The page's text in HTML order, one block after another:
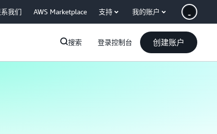
我们 AWS Marketplace 支持 我的账户
搜索 登录控制台 创建账户